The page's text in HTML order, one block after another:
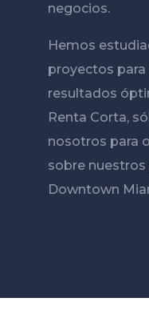
negocios.
Hemos
proyectos
resultados
Renta Corta,
nosotros para
sobre
Downtown